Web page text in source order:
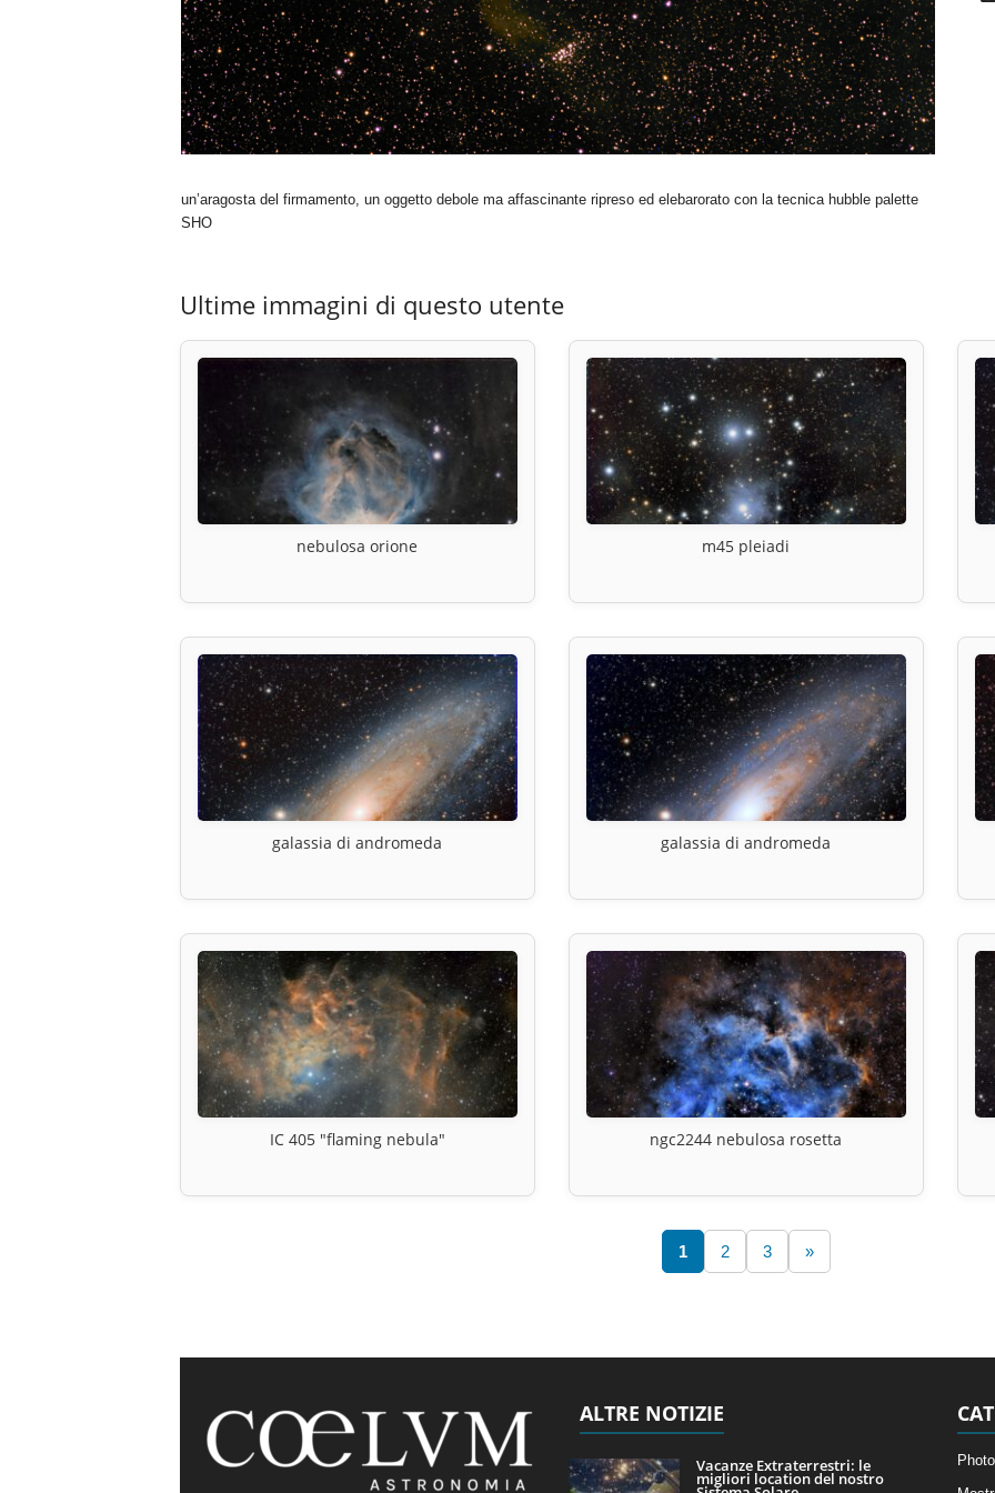
un’aragosta del firmamento, un oggetto debole ma affascinante ripreso ed elebarorato con la tecnica hubble palette
SHO
Ultime immagini di questo utente
nebulosa orione m45 pleiadi
galassia di andromeda galassia di andromeda
IC 405 "flaming nebula" ngc2244 nebulosa rosetta
1 2 3 »
ALTRE NOTIZIE
Vacanze Extraterrestri: le
migliori location del nostro